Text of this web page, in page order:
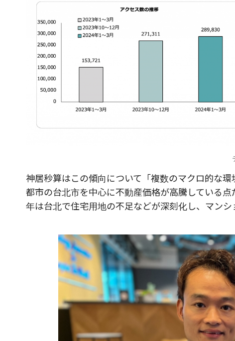
神居秒算はこの傾向について「複数のマクロ的な
都市の台北市を中心に不動産価格が高騰している
年は台北で住宅用地の不足などが深刻化し、マン